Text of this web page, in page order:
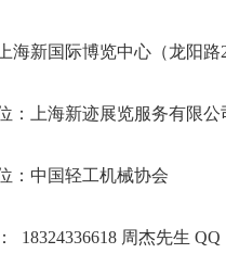
海新国际博览中心（龙阳路
：上海新迹展览服务有限公
：中国轻工机械协会
18324336618 周杰先生 QQ